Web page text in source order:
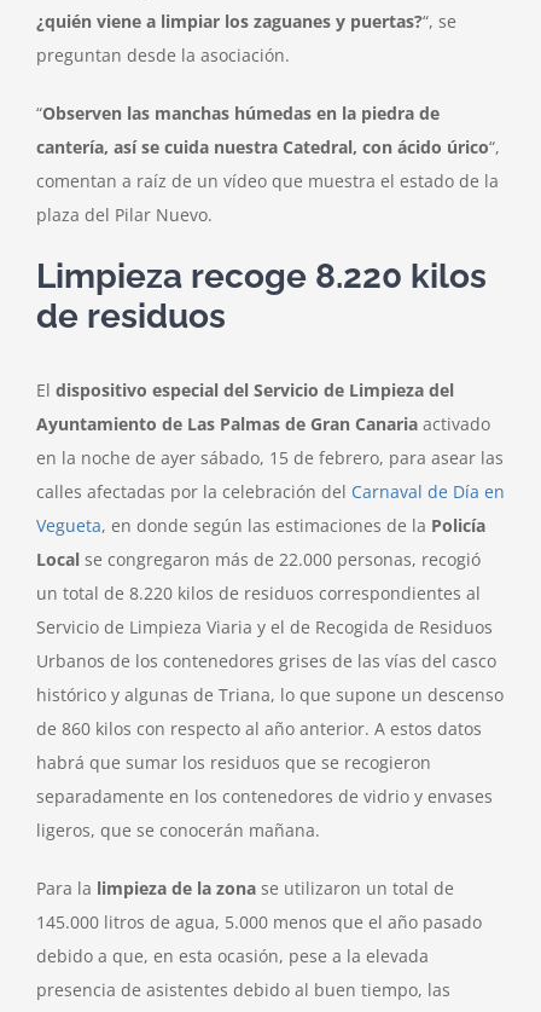
¿quién viene a limpiar los zaguanes y puertas?“, se
preguntan desde la asociación.
“Observen las manchas húmedas en la piedra de
cantería, así se cuida nuestra Catedral, con ácido úrico“,
comentan a raíz de un vídeo que muestra el estado de la
plaza del Pilar Nuevo.
Limpieza recoge 8.220 kilos
de residuos
El dispositivo especial del Servicio de Limpieza del
Ayuntamiento de Las Palmas de Gran Canaria activado
en la noche de ayer sábado, 15 de febrero, para asear las
calles afectadas por la celebración del Carnaval de Día en
Vegueta, en donde según las estimaciones de la Policía
Local se congregaron más de 22.000 personas, recogió
un total de 8.220 kilos de residuos correspondientes al
Servicio de Limpieza Viaria y el de Recogida de Residuos
Urbanos de los contenedores grises de las vías del casco
histórico y algunas de Triana, lo que supone un descenso
de 860 kilos con respecto al año anterior. A estos datos
habrá que sumar los residuos que se recogieron
separadamente en los contenedores de vidrio y envases
ligeros, que se conocerán mañana.
Para la limpieza de la zona se utilizaron un total de
145.000 litros de agua, 5.000 menos que el año pasado
debido a que, en esta ocasión, pese a la elevada
presencia de asistentes debido al buen tiempo, las